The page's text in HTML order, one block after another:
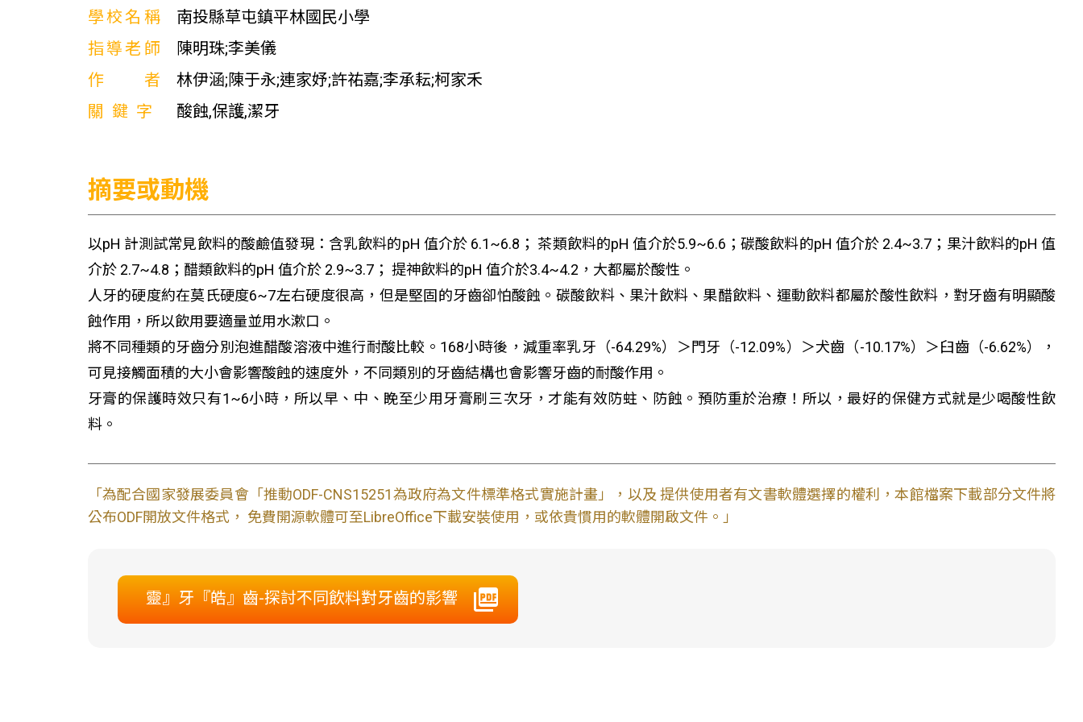
學校名稱
南投縣草屯鎮平林國民小學
指導老師
陳明珠;李美儀
作者
林伊涵;陳于永;連家妤;許祐嘉;李承耘;柯家禾
關鍵字
酸蝕,保護,潔牙
摘要或動機
以pH 計測試常見飲料的酸鹼值發現：含乳飲料的pH 值介於 6.1~6.8； 茶類飲料的pH 值介於5.9~6.6；碳酸飲料的pH 值介於 2.4~3.7；果汁飲料的pH 值
介於 2.7~4.8；醋類飲料的pH 值介於 2.9~3.7； 提神飲料的pH 值介於3.4~4.2，大都屬於酸性。
人牙的硬度約在莫氏硬度6~7左右硬度很高，但是堅固的牙齒卻怕酸蝕。碳酸飲料、果汁飲料、果醋飲料、運動飲料都屬於酸性飲料，對牙齒有明顯酸
蝕作用，所以飲用要適量並用水漱口。
將不同種類的牙齒分別泡進醋酸溶液中進行耐酸比較。168小時後，減重率乳牙（-64.29%）＞門牙（-12.09%）＞犬齒（-10.17%）＞臼齒（-6.62%），
可見接觸面積的大小會影響酸蝕的速度外，不同類別的牙齒結構也會影響牙齒的耐酸作用。
牙膏的保護時效只有1~6小時，所以早、中、睌至少用牙膏刷三次牙，才能有效防蛀、防蝕。預防重於治療！所以，最好的保健方式就是少喝酸性飲
料。
「為配合國家發展委員會「推動ODF-CNS15251為政府為文件標準格式實施計畫」，以及 提供使用者有文書軟體選擇的權利，本館檔案下載部分文件將
公布ODF開放文件格式， 免費開源軟體可至LibreOffice下載安裝使用，或依貴慣用的軟體開啟文件。」
靈』牙『皓』齒-探討不同飲料對牙齒的影響